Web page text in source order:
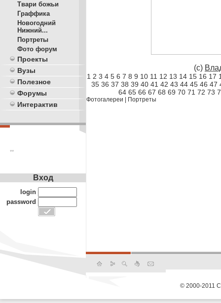
Твари божьи
Граффика
Новогодний
Нижний...
Портреты
Фото форум
Проекты
Вузы
Полезное
Форумы
Интерактив
**
(с)
1 2 3 4 5 6 7 8 9 10 11 12 13 14 15 16 17
35 36 37 38 39 40 41 42 43 44 45 46 47
64 65 66 67 68 69 70 71 72 73
Фотогалереи Портреты
Вход
login
password
© 2000-2011